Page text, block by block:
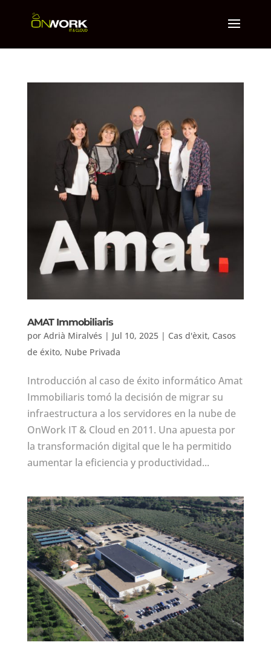
AMAT Immobiliaris
por Adrià Miralvés | Jul 10, 2025| Cas d'èxit, Casos
de éxito, Nube Privada
Introducción al caso de éxito informático Amat
Immobiliaris tomó la decisión de migrar su
infraestructura a los servidores en la nube de
OnWork IT & Cloud en 2011. Una apuesta por
la transformación digital que le ha permitido
aumentar la eficiencia y productividad...